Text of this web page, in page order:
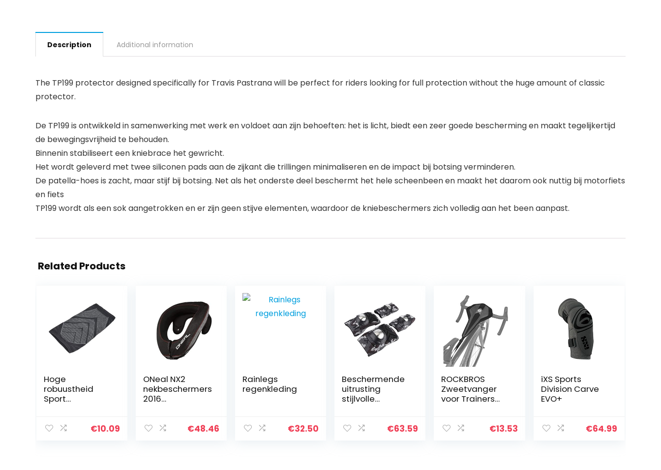
Description Additional information
The TP199 protector designed specifically for Travis Pastrana will be perfect for riders looking for full protection without the huge amount of classic
protector.
De TP199 is ontwikkeld in samenwerking met werk en voldoet aan zijn behoeften: het is licht, biedt een zeer goede bescherming en maakt tegelijkertijd
de bewegingsvrijheid te behouden.
Binnenin stabiliseert een kniebrace het gewricht.
Het wordt geleverd met twee siliconen pads aan de zijkant die trillingen minimaliseren en de impact bij botsing verminderen.
De patella-hoes is zacht, maar stijf bij botsing. Net als het onderste deel beschermt het hele scheenbeen en maakt het daarom ook nuttig bij motorfiets
en fiets
TP199 wordt als een sok aangetrokken en er zijn geen stijve elementen, waardoor de kniebeschermers zich volledig aan het been aanpast.
Related Products
Hoge
robuustheid
Sport
Ondersteuning
€10.09
ONeal NX2
nekbeschermers
2016
€48.46
Rainlegs
regenkleding
€32.50
Beschermende
uitrusting
stijlvolle
rmers mooie
€63.59
ROCKBROS
Zweetvanger
voor Trainers
end Ademend
€13.53
iXS Sports
Division Carve
EVO+
€64.99